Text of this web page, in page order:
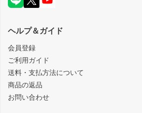
ヘルプ＆ガイド
会員登録
ご利用ガイド
送料・支払方法について
商品の返品
お問い合わせ